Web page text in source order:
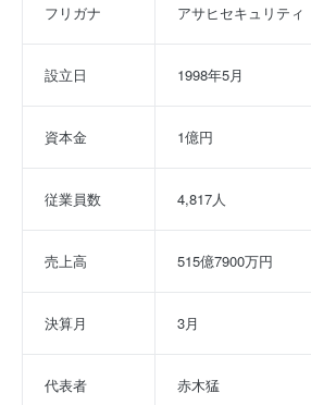
フリガナ アサヒセキュリティ
設立日 1998年5月
資本金 1億円
従業員数 4,817人
売上高 515億7900万円
決算月 3月
代表者 赤木猛